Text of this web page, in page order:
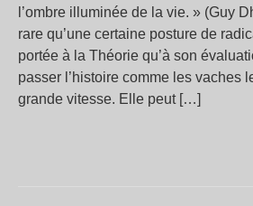
l’ombre illuminée de la vie. » (Guy
rare qu’une certaine posture de
portée à la Théorie qu’à son
passer l’histoire comme les vaches
grande vitesse. Elle peut […]